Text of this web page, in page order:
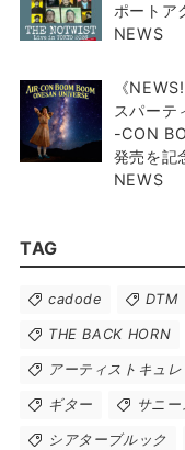
ポートア
NEWS
《
スパーテ
-CON
発売を記
NEWS
TAG
cadode DTM
THE BACK HORN
アーティストキュ
ギター サニ
シアターブルック